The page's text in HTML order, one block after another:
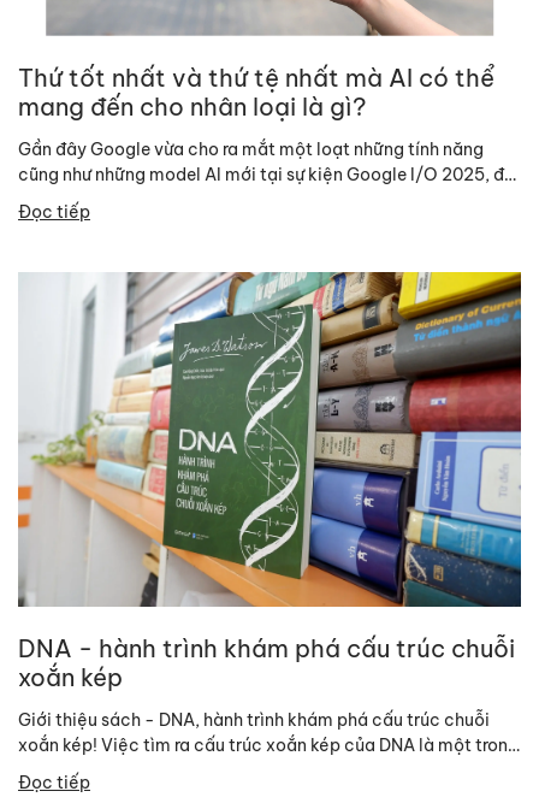
Thứ tốt nhất và thứ tệ nhất mà AI có thể
mang đến cho nhân loại là gì?
Gần đây Google vừa cho ra mắt một loạt những tính năng
cũng như những model AI mới tại sự kiện Google I/O 2025, đã
lại...
Đọc tiếp
DNA - hành trình khám phá cấu trúc chuỗi
xoắn kép
Giới thiệu sách - DNA, hành trình khám phá cấu trúc chuỗi
xoắn kép! Việc tìm ra cấu trúc xoắn kép của DNA là một trong
những...
Đọc tiếp